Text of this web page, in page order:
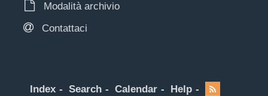
Modalità archivio
Contattaci
Index Search Calendar Help